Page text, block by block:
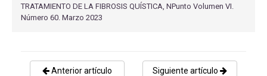
TRATAMIENTO DE LA FIBROSIS QUÍSTICA, NPunto Volumen VI.
Número 60. Marzo 2023
Anterior artículo Siguiente artículo